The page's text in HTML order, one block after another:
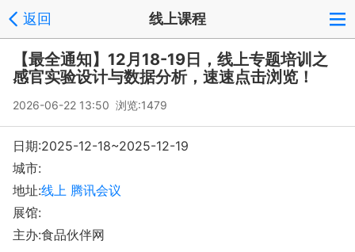
返回 线上课程
【最全通知】12月18-19日，线上专题培训之
感官实验设计与数据分析，速速点击浏览！
2026-06-22 13:50 浏览:1479
日期:2025-12-18~2025-12-19
城市:
地址:线上 腾讯会议
展馆:
主办:食品伙伴网